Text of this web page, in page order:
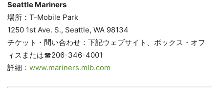
Seattle Mariners
場所：T-Mobile Park
1250 1st Ave. S., Seattle, WA 98134
チケット・問い合わせ：下記ウェブサイト、ボックス・オフ
ィスまたは☎206-346-4001
詳細： www.mariners.mlb.com